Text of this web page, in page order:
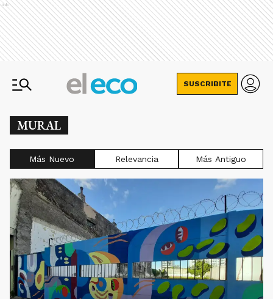
Ads
SUSCRIBITE
MURAL
Más Nuevo Relevancia Más Antiguo